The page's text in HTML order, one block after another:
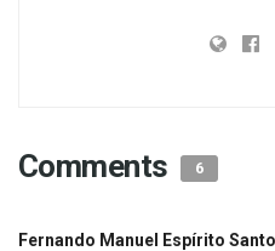
Comments 6
Fernando Manuel Espírito Santo